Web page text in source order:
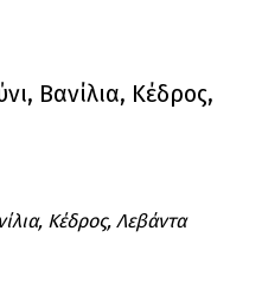
Βανίλια, Κέδρος,
Κέδρος, Λεβάντα